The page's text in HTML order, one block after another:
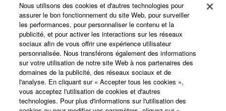
Nous utilisons des cookies et d'autres technologies pour
assurer le bon fonctionnement du site Web, pour surveiller
les performances, pour personnaliser le contenu et la
publicité, et pour activer les interactions sur les réseaux
sociaux afin de vous offrir une expérience utilisateur
personnalisée. Nous transférons également des informations
sur votre utilisation de notre site Web à nos partenaires des
domaines de la publicité, des réseaux sociaux et de
l'analyse. En cliquant sur « Accepter tous les cookies »,
vous acceptez l'utilisation de cookies et d'autres
technologies. Pour plus d'informations sur l'utilisation des